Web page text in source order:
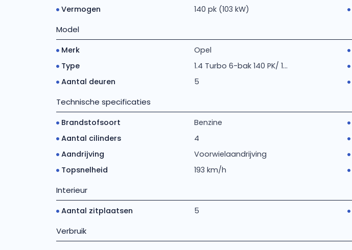
Vermogen
140 pk (103 kW)
Model
Merk Opel
Type
1.4 Turbo 6-bak 140 PK/ 1...
Aantal deuren
5
Technische specificaties
Brandstofsoort Benzine
Aantal cilinders
4
Aandrijving
Voorwielaandrijving
Topsnelheid
193 km/h
Interieur
Aantal zitplaatsen 5
Verbruik